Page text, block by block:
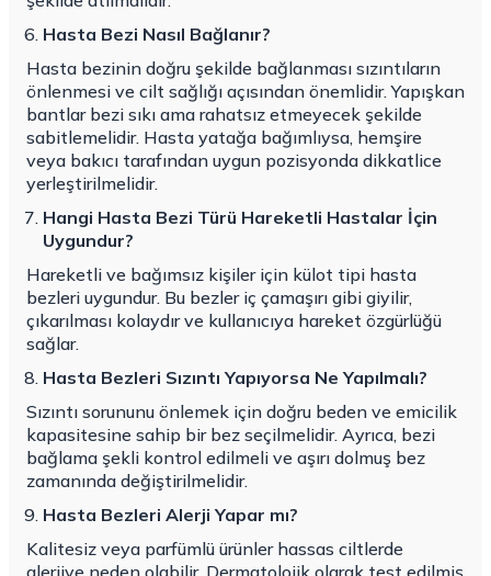
Hasta Bezi Nasıl Bağlanır?
Hasta bezinin doğru şekilde bağlanması sızıntıların
önlenmesi ve cilt sağlığı açısından önemlidir. Yapışkan
bantlar bezi sıkı ama rahatsız etmeyecek şekilde
sabitlemelidir. Hasta yatağa bağımlıysa, hemşire
veya bakıcı tarafından uygun pozisyonda dikkatlice
yerleştirilmelidir.
Hangi Hasta Bezi Türü Hareketli Hastalar İçin
Uygundur?
Hareketli ve bağımsız kişiler için külot tipi hasta
bezleri uygundur. Bu bezler iç çamaşırı gibi giyilir,
çıkarılması kolaydır ve kullanıcıya hareket özgürlüğü
sağlar.
Hasta Bezleri Sızıntı Yapıyorsa Ne Yapılmalı?
Sızıntı sorununu önlemek için doğru beden ve emicilik
kapasitesine sahip bir bez seçilmelidir. Ayrıca, bezi
bağlama şekli kontrol edilmeli ve aşırı dolmuş bez
zamanında değiştirilmelidir.
Hasta Bezleri Alerji Yapar mı?
Kalitesiz veya parfümlü ürünler hassas ciltlerde